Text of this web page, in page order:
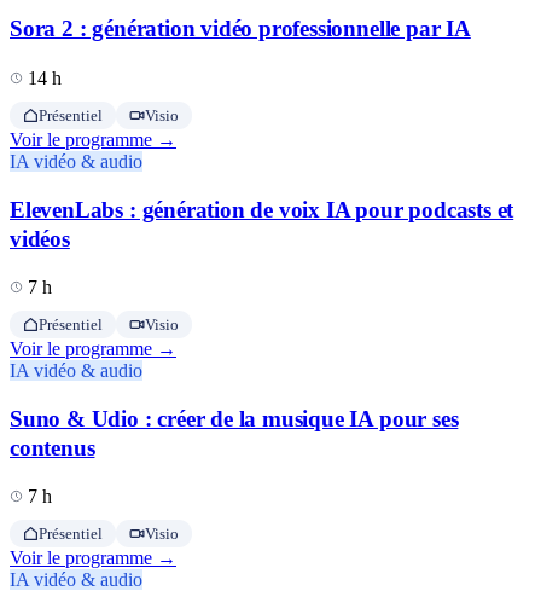
Sora 2 : génération vidéo professionnelle par IA
14 h
Présentiel Visio
Voir le programme →
IA vidéo & audio
ElevenLabs : génération de voix IA pour podcasts et
vidéos
7 h
Présentiel Visio
Voir le programme →
IA vidéo & audio
Suno & Udio : créer de la musique IA pour ses
contenus
7 h
Présentiel Visio
Voir le programme →
IA vidéo & audio